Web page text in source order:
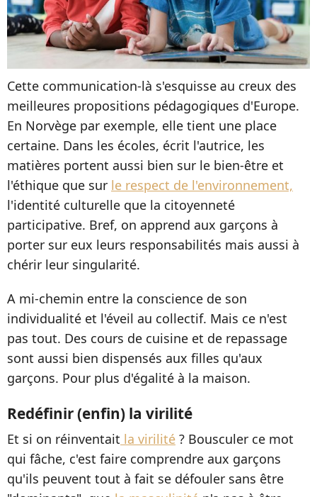
Cette communication-là s'esquisse au creux des
meilleures propositions pédagogiques d'Europe.
En Norvège par exemple, elle tient une place
certaine. Dans les écoles, écrit l'autrice, les
matières portent aussi bien sur le bien-être et
l'éthique que sur le respect de l'environnement,
l'identité culturelle que la citoyenneté
participative. Bref, on apprend aux garçons à
porter sur eux leurs responsabilités mais aussi à
chérir leur singularité.
A mi-chemin entre la conscience de son
individualité et l'éveil au collectif. Mais ce n'est
pas tout. Des cours de cuisine et de repassage
sont aussi bien dispensés aux filles qu'aux
garçons. Pour plus d'égalité à la maison.
Redéfinir (enfin) la virilité
Et si on réinventait la virilité ? Bousculer ce mot
qui fâche, c'est faire comprendre aux garçons
qu'ils peuvent tout à fait se défouler sans être